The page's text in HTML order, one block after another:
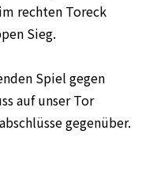
rechten Toreck
Sieg.
Spiel gegen
auf unser Tor
gegenüber.